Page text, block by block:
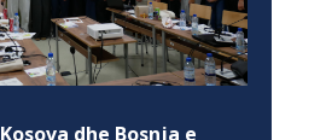
dhe Bosnja e